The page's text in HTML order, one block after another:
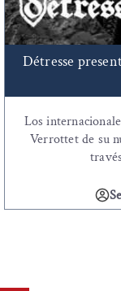
Détresse
Los
Verrottet de su